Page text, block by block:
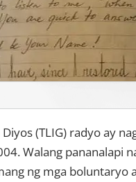
(TLIG) radyo ay
Walang pananalapi
ng mga boluntaryo